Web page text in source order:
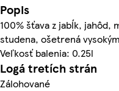
Popis
100% šťava z jabĺk, jahôd,
studena, ošetrená
Veľkosť balenia: 0.25l
Logá tretích strán
Zálohované